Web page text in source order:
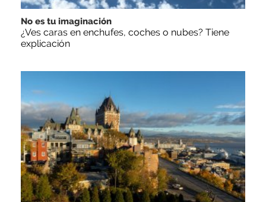
No es tu imaginación
¿Ves caras en enchufes, coches o nubes? Tiene
explicación